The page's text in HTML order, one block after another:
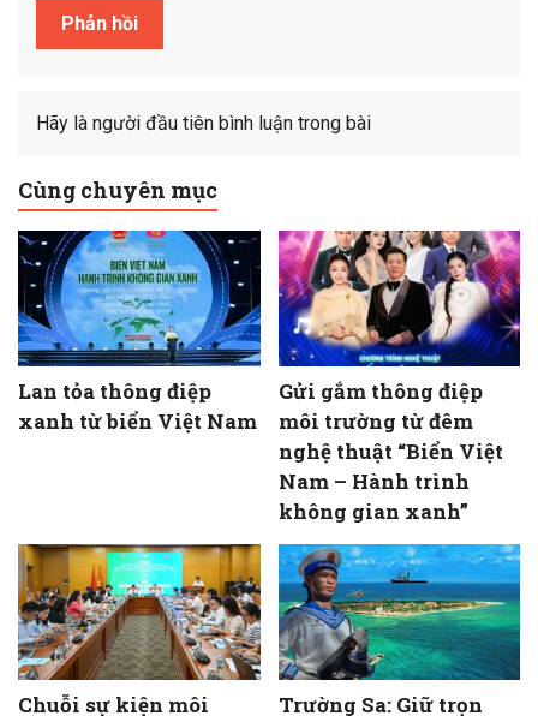
Hãy là người đầu tiên bình luận trong bài
Cùng chuyên mục
Lan tỏa thông điệp
xanh từ biển Việt Nam
Gửi gắm thông điệp
môi trường từ đêm
nghệ thuật “Biển Việt
Nam – Hành trình
không gian xanh”
Chuỗi sự kiện môi Trường Sa: Giữ trọn